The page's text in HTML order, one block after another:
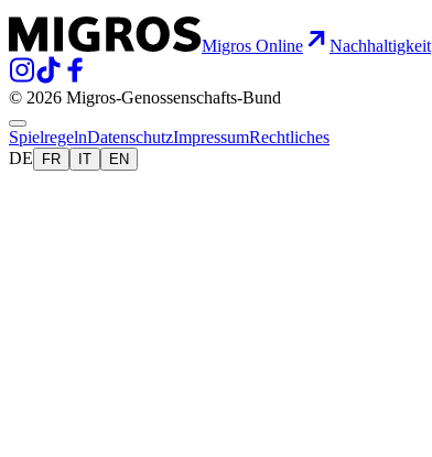
Migros Online Nachhaltigkeit
© 2026 Migros-Genossenschafts-Bund
SpielregelnDatenschutzImpressumRechtliches
DE
FR IT EN